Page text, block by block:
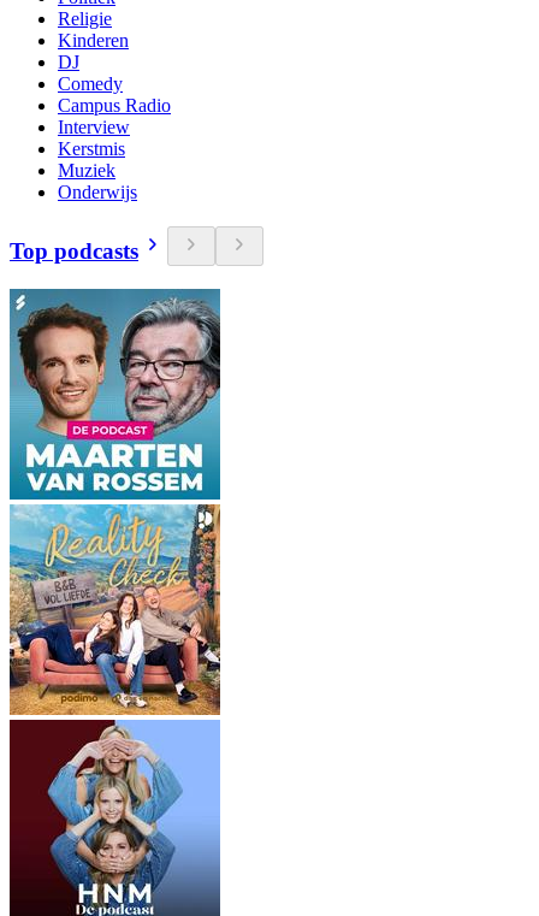
Religie
Kinderen
DJ
Comedy
Campus Radio
Interview
Kerstmis
Muziek
Onderwijs
Top podcasts